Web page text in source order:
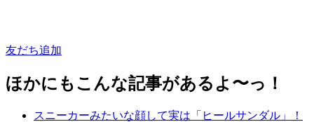
友だち追加
ほかにもこんな記事があるよ〜っ！
スニーカーみたいな顔して実は「ヒールサンダル」！